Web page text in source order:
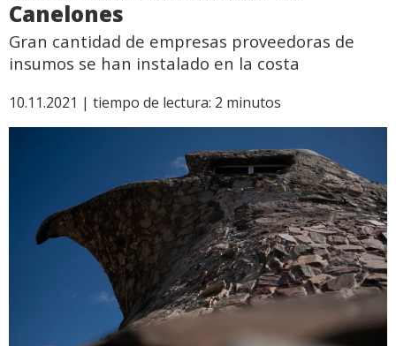
Canelones
Gran cantidad de empresas proveedoras de
insumos se han instalado en la costa
10.11.2021 | tiempo de lectura: 2 minutos